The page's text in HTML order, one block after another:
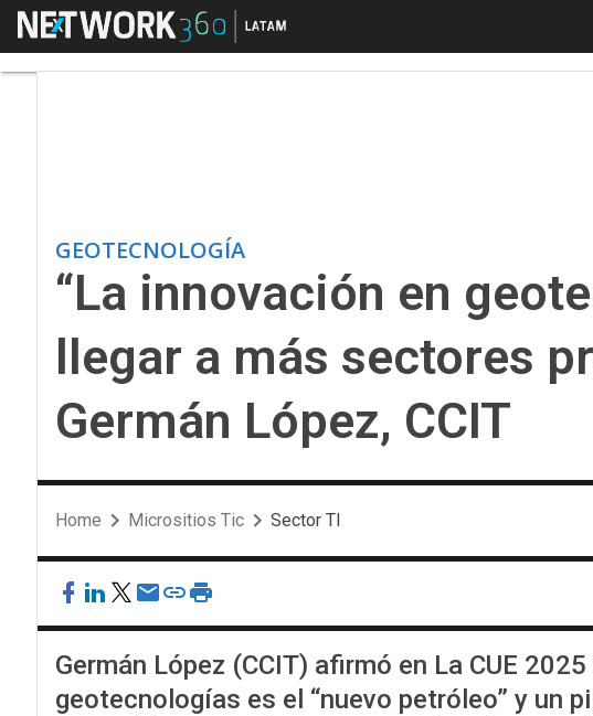
Menú “La innovación en
GEOTECNOLOGÍA
“La innovación en
llegar a más sectores
Germán López, CCIT
Home Micrositios Tic Sector TI
Germán López (CCIT) afirmó en La CUE
geotecnologías es el “nuevo petróleo” y un